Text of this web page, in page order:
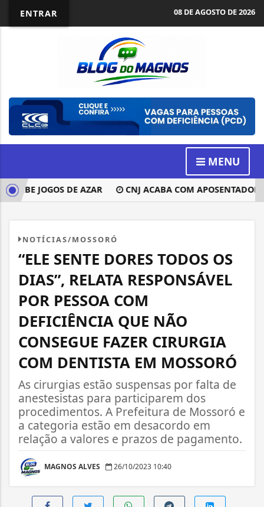
ENTRAR 08 DE AGOSTO DE 2026
MENU
JOGOS DE AZAR CNJ ACABA COM
NOTÍCIAS/MOSSORÓ
“ELE SENTE DORES TODOS OS
DIAS”, RELATA RESPONSÁVEL
POR PESSOA COM
DEFICIÊNCIA QUE NÃO
CONSEGUE FAZER CIRURGIA
COM DENTISTA EM MOSSORÓ
As cirurgias estão suspensas por falta de
anestesistas para participarem dos
procedimentos. A Prefeitura de Mossoró e
a categoria estão em desacordo em
relação a valores e prazos de pagamento.
MAGNOS ALVES 26/10/2023 10:40